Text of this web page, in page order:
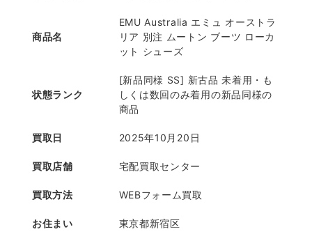
商品名
EMU Australia エミュ オーストラ
リア 別注 ムートン ブーツ ローカ
ット シューズ
状態ランク
[新品同様 SS] 新古品 未着用・も
しくは数回のみ着用の新品同様の
商品
買取日 2025年10月20日
買取店舗 宅配買取センター
買取方法 WEBフォーム買取
お住まい 東京都新宿区